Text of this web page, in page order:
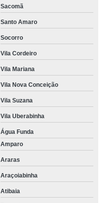
Sacomã
Santo Amaro
Socorro
Vila Cordeiro
Vila Mariana
Vila Nova Conceição
Vila Suzana
Vila Uberabinha
Água Funda
Amparo
Araras
Araçoiabinha
Atibaia